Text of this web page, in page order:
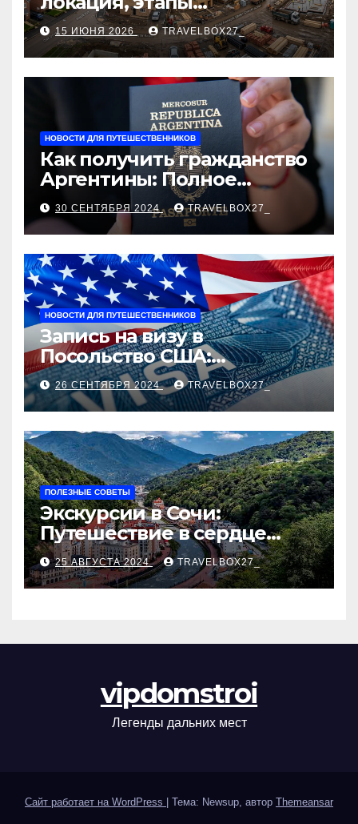
строительства, проверка
застройщика, сценарии
оформления сделки и
рыночные ориентиры
15 ИЮНЯ 2026 TRAVELBOX27_
НОВОСТИ ДЛЯ ПУТЕШЕСТВЕННИКОВ
Как получить гражданство
Аргентины: Полное
руководство
30 СЕНТЯБРЯ 2024 TRAVELBOX27_
НОВОСТИ ДЛЯ ПУТЕШЕСТВЕННИКОВ
Запись на визу в
Посольство США:
Пошаговое руководство
26 СЕНТЯБРЯ 2024 TRAVELBOX27_
ПОЛЕЗНЫЕ СОВЕТЫ
Экскурсии в Сочи:
Путешествие в сердце
Черноморского курорта
25 АВГУСТА 2024 TRAVELBOX27_
vipdomstroi
Легенды дальних мест
Сайт работает на WordPress Тема: Newsup, автор Themeansar